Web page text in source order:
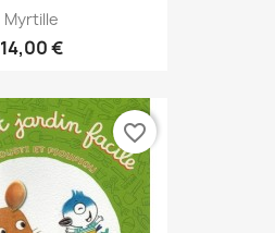
Myrtille
14,00 €
favorite_border